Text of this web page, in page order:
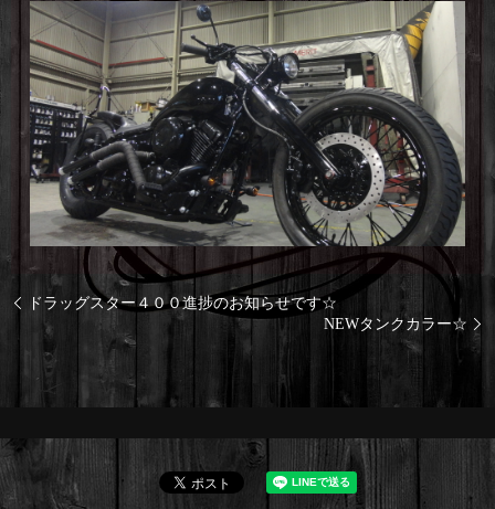
ドラッグスター４００進捗のお知らせです☆
NEWタンクカラー☆